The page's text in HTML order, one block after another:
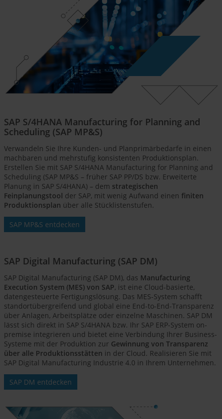
SAP S/4HANA Manufacturing for Planning and
Scheduling (SAP MP&S)
Verwandeln Sie Ihre Kunden- und Planprimärbedarfe in einen
machbaren und mehrstufig konsistenten Produktionsplan.
Erstellen Sie mit SAP S/4HANA Manufacturing for Planning and
Scheduling (SAP MP&S – früher SAP PP/DS bzw. Erweiterte
Planung in SAP S/4HANA) – dem strategischen
Feinplanungstool der SAP, mit wenig Aufwand einen finiten
Produktionsplan über alle Stücklistenstufen.
SAP MP&S entdecken
SAP Digital Manufacturing (SAP DM)
SAP Digital Manufacturing (SAP DM), das Manufacturing
Execution System (MES) von SAP, ist eine Cloud-basierte,
datengesteuerte Fertigungslösung. Das MES-System schafft
standortübergreifend und global eine End-to-End-Transparenz
über Anlagen, Arbeitsplätze oder einzelne Maschinen. SAP DM
lässt sich direkt in SAP S/4HANA bzw. Ihr SAP ERP-System on-
premise integrieren und bietet eine Verbindung Ihrer Business-
Systeme mit der Produktion zur Gewinnung von Transparenz
über alle Produktionsstätten in der Cloud. Realisieren Sie mit
SAP Digital Manufacturing Industrie 4.0 in Ihrem Unternehmen.
SAP DM entdecken